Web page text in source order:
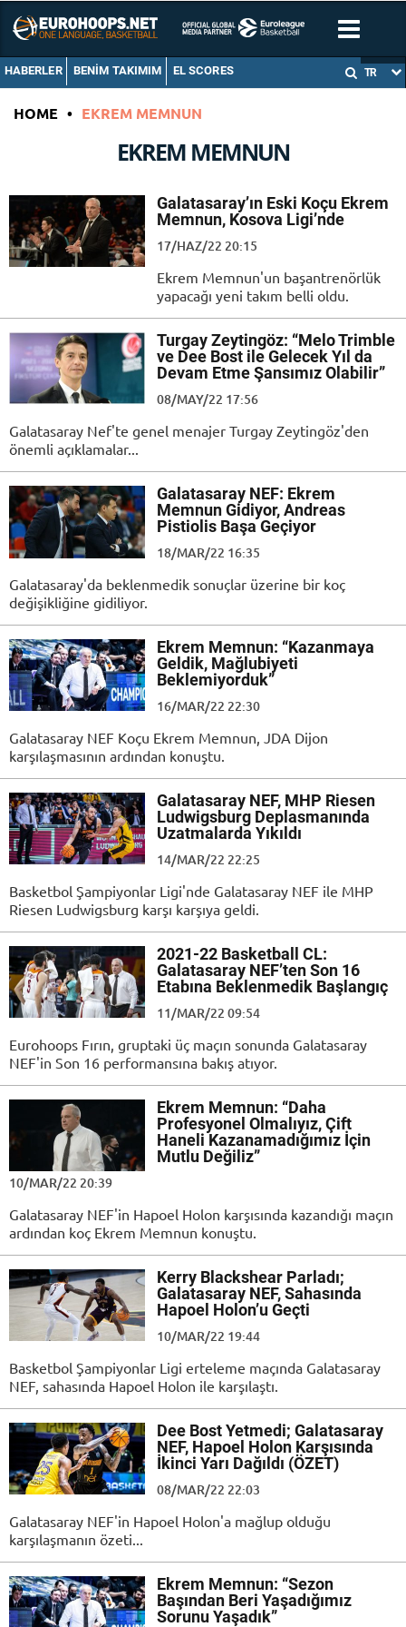
HABERLER BENIM TAKIMIM EL SCORES TR
HOME • EKREM MEMNUN
EKREM MEMNUN
Galatasaray’ın Eski Koçu Ekrem
Memnun, Kosova Ligi’nde
17/HAZ/22 20:15
Ekrem Memnun'un başantrenörlük
yapacağı yeni takım belli oldu.
Turgay Zeytingöz: “Melo Trimble
ve Dee Bost ile Gelecek Yıl da
Devam Etme Şansımız Olabilir”
08/MAY/22 17:56
Galatasaray Nef'te genel menajer Turgay Zeytingöz'den
önemli açıklamalar...
Galatasaray NEF: Ekrem
Memnun Gidiyor, Andreas
Pistiolis Başa Geçiyor
18/MAR/22 16:35
Galatasaray'da beklenmedik sonuçlar üzerine bir koç
değişikliğine gidiliyor.
Ekrem Memnun: “Kazanmaya
Geldik, Mağlubiyeti
Beklemiyorduk”
16/MAR/22 22:30
Galatasaray NEF Koçu Ekrem Memnun, JDA Dijon
karşılaşmasının ardından konuştu.
Galatasaray NEF, MHP Riesen
Ludwigsburg Deplasmanında
Uzatmalarda Yıkıldı
14/MAR/22 22:25
Basketbol Şampiyonlar Ligi'nde Galatasaray NEF ile MHP
Riesen Ludwigsburg karşı karşıya geldi.
2021-22 Basketball CL:
Galatasaray NEF’ten Son 16
Etabına Beklenmedik Başlangıç
11/MAR/22 09:54
Eurohoops Fırın, gruptaki üç maçın sonunda Galatasaray
NEF'in Son 16 performansına bakış atıyor.
Ekrem Memnun: “Daha
Profesyonel Olmalıyız, Çift
Haneli Kazanamadığımız İçin
Mutlu Değiliz”
10/MAR/22 20:39
Galatasaray NEF'in Hapoel Holon karşısında kazandığı maçın
ardından koç Ekrem Memnun konuştu.
Kerry Blackshear Parladı;
Galatasaray NEF, Sahasında
Hapoel Holon’u Geçti
10/MAR/22 19:44
Basketbol Şampiyonlar Ligi erteleme maçında Galatasaray
NEF, sahasında Hapoel Holon ile karşılaştı.
Dee Bost Yetmedi; Galatasaray
NEF, Hapoel Holon Karşısında
İkinci Yarı Dağıldı (ÖZET)
08/MAR/22 22:03
Galatasaray NEF'in Hapoel Holon'a mağlup olduğu
karşılaşmanın özeti...
Ekrem Memnun: “Sezon
Başından Beri Yaşadığımız
Sorunu Yaşadık”